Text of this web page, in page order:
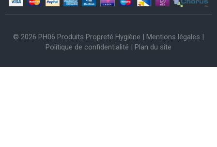
© 2026 PH06 Produits Propreté Hygiène | Mentions légales |
Politique de confidentialité | Plan du site